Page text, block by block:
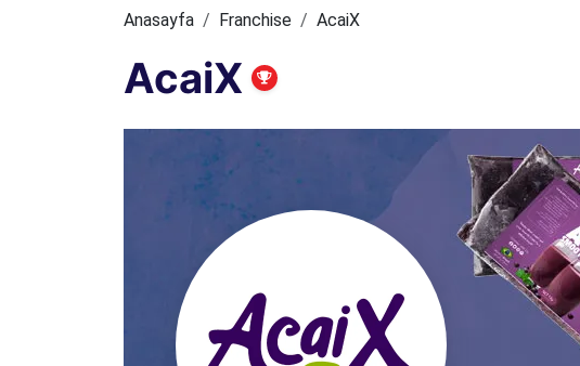
Anasayfa Franchise AcaiX
AcaiX